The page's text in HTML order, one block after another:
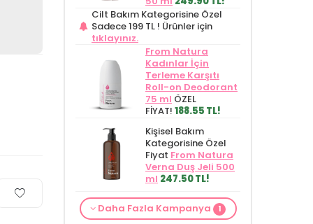
Cilt Bakım Kategorisine Özel
Sadece 199 TL ! Ürünler için
tıklayınız.
From Natura
Kadınlar İçin
Terleme Karşıtı
Roll-on Deodorant
75 ml ÖZEL
FİYAT! 188.55 TL!
Kişisel Bakım
Kategorisine Özel
Fiyat From Natura
Verna Duş Jeli 500
ml 247.50 TL!
Cilt Bakım ürünü
siparişinizde
Daha Fazla Kampanya 1